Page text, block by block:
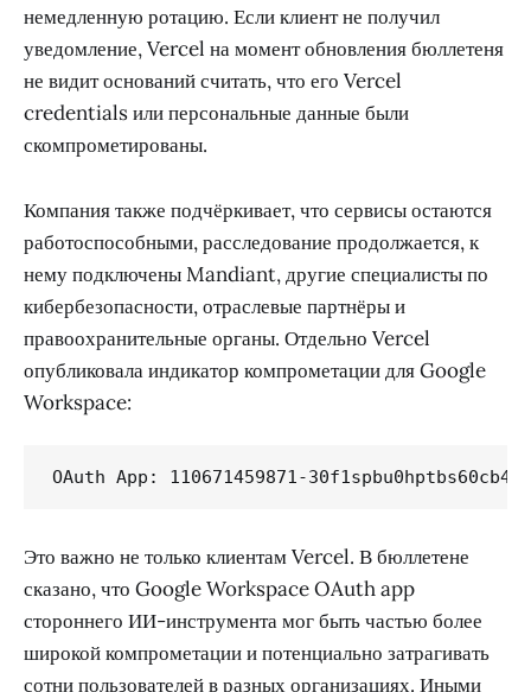
немедленную ротацию. Если клиент не получил
уведомление, Vercel на момент обновления бюллетеня
не видит оснований считать, что его Vercel
credentials или персональные данные были
скомпрометированы.
Компания также подчёркивает, что сервисы остаются
работоспособными, расследование продолжается, к
нему подключены Mandiant, другие специалисты по
кибербезопасности, отраслевые партнёры и
правоохранительные органы. Отдельно Vercel
опубликовала индикатор компрометации для Google
Workspace:
OAuth App: 110671459871-
Это важно не только клиентам Vercel. В бюллетене
сказано, что Google Workspace OAuth app
стороннего ИИ-инструмента мог быть частью более
широкой компрометации и потенциально затрагивать
сотни пользователей в разных организациях. Иными